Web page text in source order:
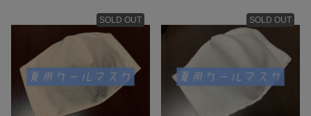
SOLD OUT SOLD OUT